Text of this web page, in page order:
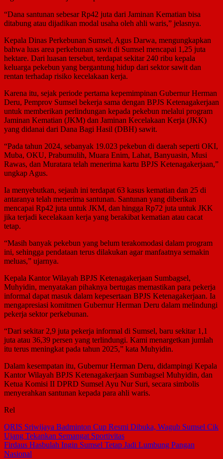
“Dana santunan sebesar Rp42 juta dari Jaminan Kematian bisa
ditabung atau dijadikan modal usaha oleh ahli waris,” jelasnya.
Kepala Dinas Perkebunan Sumsel, Agus Darwa, mengungkapkan
bahwa luas area perkebunan sawit di Sumsel mencapai 1,25 juta
hektare. Dari luasan tersebut, terdapat sekitar 240 ribu kepala
keluarga pekebun yang bergantung hidup dari sektor sawit dan
rentan terhadap risiko kecelakaan kerja.
Karena itu, sejak periode pertama kepemimpinan Gubernur Herman
Deru, Pemprov Sumsel bekerja sama dengan BPJS Ketenagakerjaan
untuk memberikan perlindungan kepada pekebun melalui program
Jaminan Kematian (JKM) dan Jaminan Kecelakaan Kerja (JKK)
yang didanai dari Dana Bagi Hasil (DBH) sawit.
“Pada tahun 2024, sebanyak 19.023 pekebun di daerah seperti OKI,
Muba, OKU, Prabumulih, Muara Enim, Lahat, Banyuasin, Musi
Rawas, dan Muratara telah menerima kartu BPJS Ketenagakerjaan,”
ungkap Agus.
Ia menyebutkan, sejauh ini terdapat 63 kasus kematian dan 25 di
antaranya telah menerima santunan. Santunan yang diberikan
mencapai Rp42 juta untuk JKM, dan hingga Rp72 juta untuk JKK
jika terjadi kecelakaan kerja yang berakibat kematian atau cacat
tetap.
“Masih banyak pekebun yang belum terakomodasi dalam program
ini, sehingga pendataan terus dilakukan agar manfaatnya semakin
meluas,” ujarnya.
Kepala Kantor Wilayah BPJS Ketenagakerjaan Sumbagsel,
Muhyidin, menyatakan pihaknya bertugas memastikan para pekerja
informal dapat masuk dalam kepesertaan BPJS Ketenagakerjaan. Ia
mengapresiasi komitmen Gubernur Herman Deru dalam melindungi
pekerja sektor perkebunan.
“Dari sekitar 2,9 juta pekerja informal di Sumsel, baru sekitar 1,1
juta atau 36,39 persen yang terlindungi. Kami menargetkan jumlah
itu terus meningkat pada tahun 2025,” kata Muhyidin.
Dalam kesempatan itu, Gubernur Herman Deru, didampingi Kepala
Kantor Wilayah BPJS Ketenagakerjaan Sumbagsel Muhyidin, dan
Ketua Komisi II DPRD Sumsel Ayu Nur Suri, secara simbolis
menyerahkan santunan kepada para ahli waris.
Rel
Navigasi
pos
QRIS Sriwijaya Badminton Cup Resmi Dibuka, Wagub Sumsel Cik
Ujang Tekankan Semangat Sportivitas
Firdaus Hasbulah Ingin Sumsel Tetap Jadi Lumbung Pangan
Nasional